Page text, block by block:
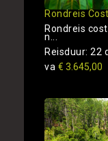
Rondreis
Rondreis
n...
Reisduur: 22
va € 3.645,00